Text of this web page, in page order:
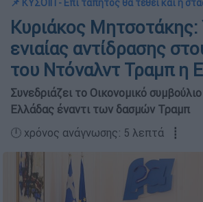
📌 ΚΥΣΟΙΠ - Επί τάπητος θα τεθεί και η
Κυριάκος Μητσοτάκης:
ενιαίας αντίδρασης
του Ντόναλντ Τραμπ η
Συνεδριάζει το Οικονομικό
Ελλάδας έναντι των δασμών Τραμπ
🕛 χρόνος ανάγνωσης: 5 λεπτά ┋